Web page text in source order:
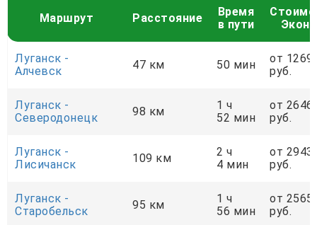
Маршрут Расстояние
Время
в пути
Луганск -
Алчевск
47 км 50 мин
от 1269
руб.
Луганск -
Северодонецк
98 км
1 ч
52 мин
от 2646
руб.
Луганск -
Лисичанск
109 км
2 ч
4 мин
от 2943
руб.
Луганск -
Старобельск
95 км
1 ч
56 мин
от 2565
руб.